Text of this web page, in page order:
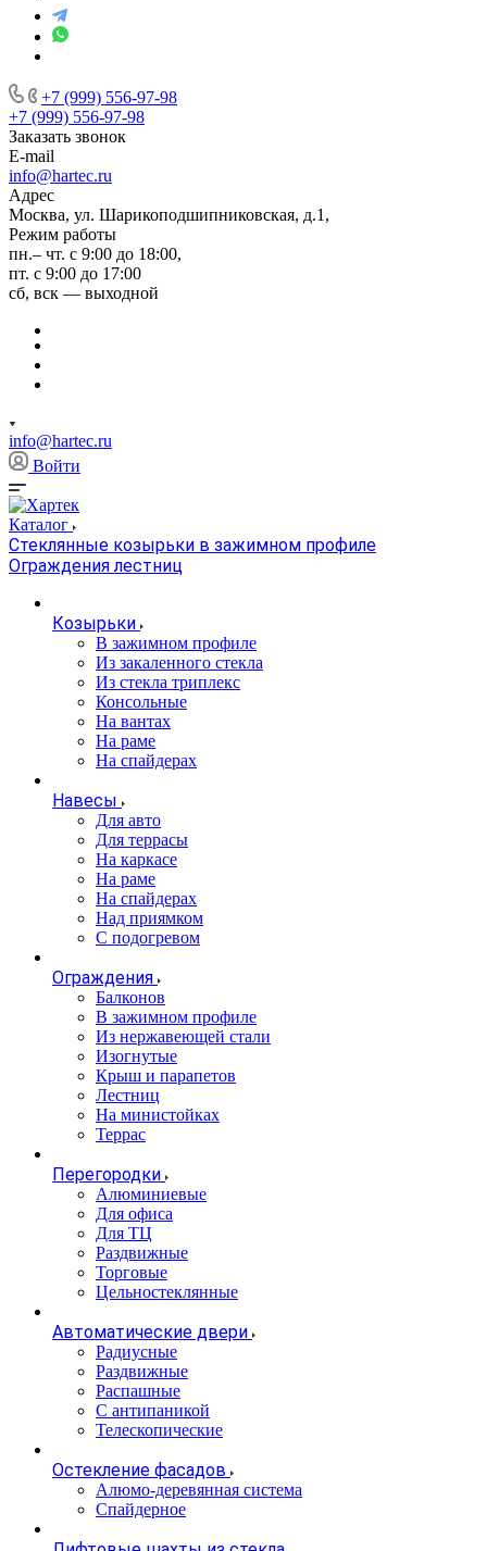
+7 (999) 556-97-98
+7 (999) 556-97-98
Заказать звонок
E-mail
info@hartec.ru
Адрес
Москва, ул. Шарикоподшипниковская, д.1,
Режим работы
пн.– чт. с 9:00 до 18:00,
пт. с 9:00 до 17:00
сб, вск — выходной
info@hartec.ru
Войти
Каталог
Стеклянные козырьки в зажимном профиле
Ограждения лестниц
Козырьки
В зажимном профиле
Из закаленного стекла
Из стекла триплекс
Консольные
На вантах
На раме
На спайдерах
Навесы
Для авто
Для террасы
На каркасе
На раме
На спайдерах
Над приямком
С подогревом
Ограждения
Балконов
В зажимном профиле
Из нержавеющей стали
Изогнутые
Крыш и парапетов
Лестниц
На министойках
Террас
Перегородки
Алюминиевые
Для офиса
Для ТЦ
Раздвижные
Торговые
Цельностеклянные
Автоматические двери
Радиусные
Раздвижные
Распашные
С антипаникой
Телескопические
Остекление фасадов
Алюмо-деревянная система
Спайдерное